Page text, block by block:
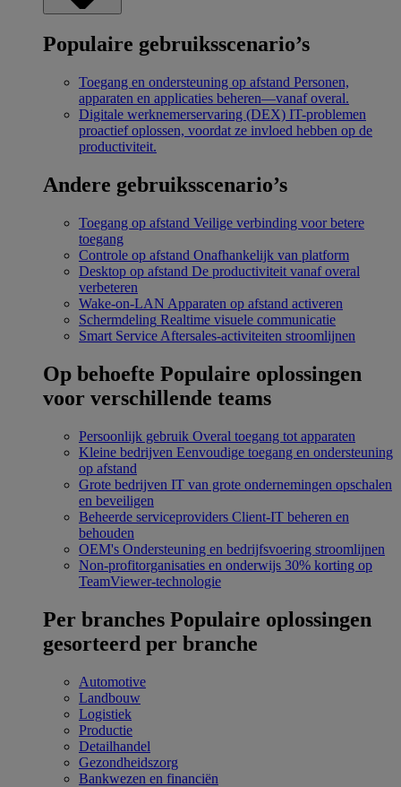
Populaire gebruiksscenario’s
Toegang en ondersteuning op afstand Personen,
apparaten en applicaties beheren—vanaf overal.
Digitale werknemerservaring (DEX) IT-problemen
proactief oplossen, voordat ze invloed hebben op de
productiviteit.
Andere gebruiksscenario’s
Toegang op afstand Veilige verbinding voor betere
toegang
Controle op afstand Onafhankelijk van platform
Desktop op afstand De productiviteit vanaf overal
verbeteren
Wake-on-LAN Apparaten op afstand activeren
Schermdeling Realtime visuele communicatie
Smart Service Aftersales-activiteiten stroomlijnen
Op behoefte Populaire oplossingen
voor verschillende teams
Persoonlijk gebruik Overal toegang tot apparaten
Kleine bedrijven Eenvoudige toegang en ondersteuning
op afstand
Grote bedrijven IT van grote ondernemingen opschalen
en beveiligen
Beheerde serviceproviders Client-IT beheren en
behouden
OEM's Ondersteuning en bedrijfsvoering stroomlijnen
Non-profitorganisaties en onderwijs 30% korting op
TeamViewer-technologie
Per branches Populaire oplossingen
gesorteerd per branche
Automotive
Landbouw
Logistiek
Productie
Detailhandel
Gezondheidszorg
Bankwezen en financiën